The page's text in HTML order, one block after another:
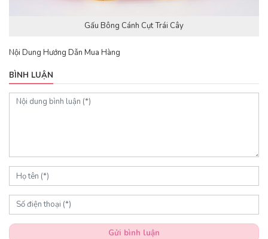
Gấu Bông Cánh Cụt Trái Cây
Nội Dung Hướng Dẫn Mua Hàng
BÌNH LUẬN
Gửi bình luận